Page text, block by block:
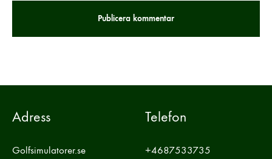
Adress
Golfsimulatorer.se
Telefon
+4687533735